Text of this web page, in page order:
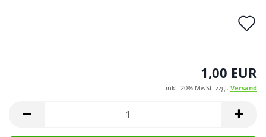
1,00 EUR
inkl. 20% MwSt. zzgl. Versand